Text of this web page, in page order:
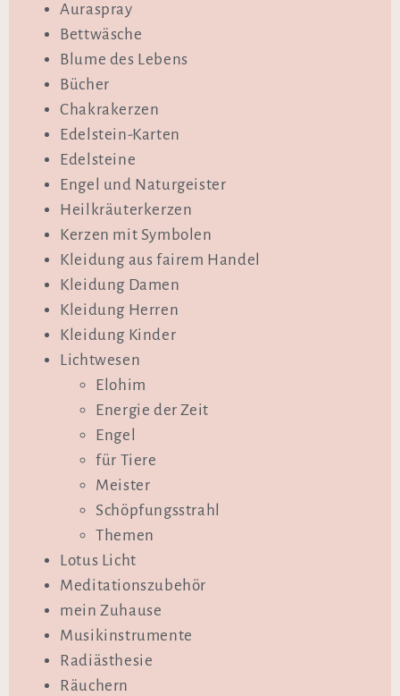
Auraspray
Bettwäsche
Blume des Lebens
Bücher
Chakrakerzen
Edelstein-Karten
Edelsteine
Engel und Naturgeister
Heilkräuterkerzen
Kerzen mit Symbolen
Kleidung aus fairem Handel
Kleidung Damen
Kleidung Herren
Kleidung Kinder
Lichtwesen
Elohim
Energie der Zeit
Engel
für Tiere
Meister
Schöpfungsstrahl
Themen
Lotus Licht
Meditationszubehör
mein Zuhause
Musikinstrumente
Radiästhesie
Räuchern